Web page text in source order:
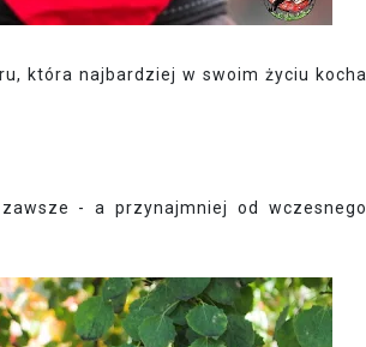
która najbardziej w swoim życiu kocha
- a przynajmniej od wczesnego